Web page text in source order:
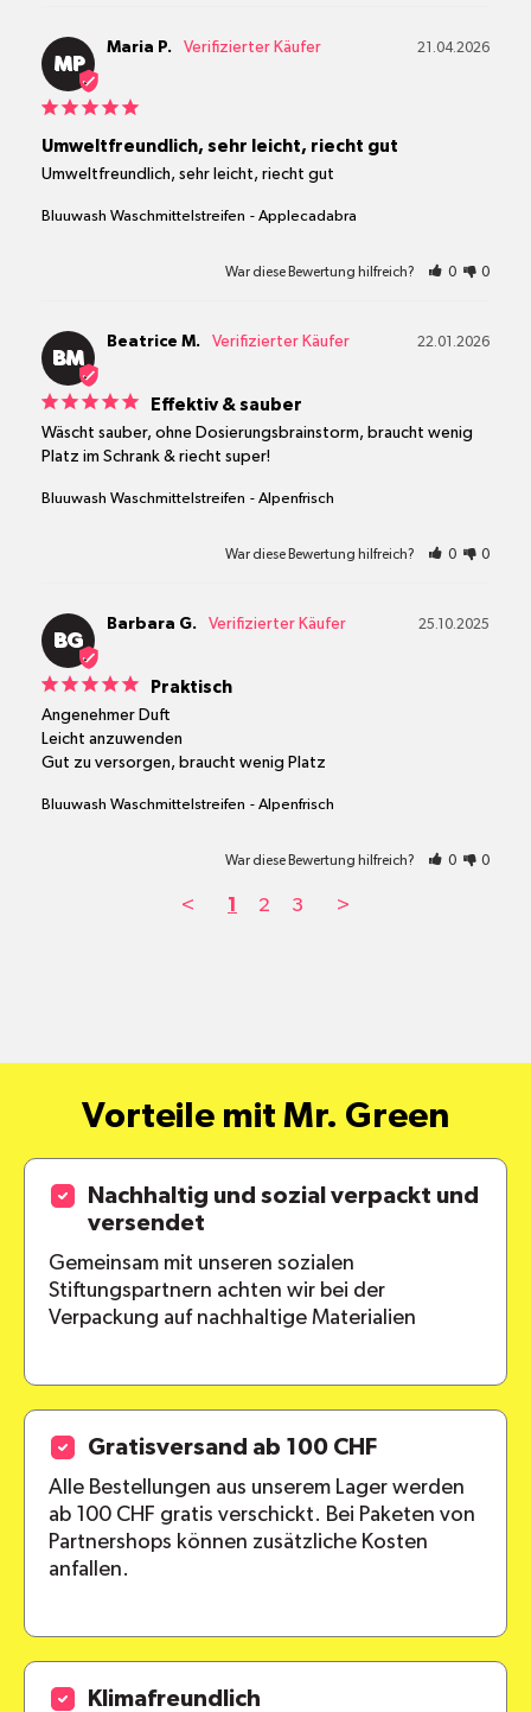
MP
21.04.2026
Maria P.
Umweltfreundlich, sehr leicht, riecht gut
Umweltfreundlich, sehr leicht, riecht gut
Bluuwash Waschmittelstreifen Applecadabra
War diese Bewertung hilfreich? 0 0
BM
22.01.2026
Beatrice M.
Effektiv & sauber
Wäscht sauber, ohne Dosierungsbrainstorm, braucht wenig
Platz im Schrank & riecht super!
Bluuwash Waschmittelstreifen Alpenfrisch
War diese Bewertung hilfreich? 0 0
BG
25.10.2025
Barbara G.
Praktisch
Angenehmer Duft
Leicht anzuwenden
Gut zu versorgen, braucht wenig Platz
Bluuwash Waschmittelstreifen Alpenfrisch
War diese Bewertung hilfreich? 0 0
< 1 2 3 >
Vorteile mit Mr. Green
Nachhaltig und sozial verpackt und
versendet
Gemeinsam mit unseren sozialen
Stiftungspartnern achten wir bei der
Verpackung auf nachhaltige Materialien
Gratisversand ab 100 CHF
Alle Bestellungen aus unserem Lager werden
ab 100 CHF gratis verschickt. Bei Paketen von
Partnershops können zusätzliche Kosten
anfallen.
Klimafreundlich